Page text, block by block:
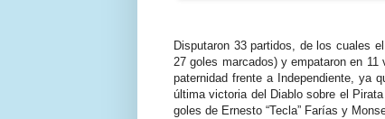
Disputaron 33 partidos, de los cuales
27 goles marcados) y empataron en
paternidad frente a Independiente, ya
última victoria del Diablo sobre el
goles de Ernesto “Tecla” Farías y